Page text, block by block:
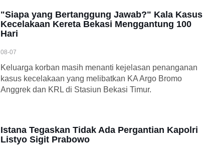
"Siapa yang Bertanggung Jawab?" Kala Kasus
Kecelakaan Kereta Bekasi Menggantung 100
Hari
08-07
Keluarga korban masih menanti kejelasan penanganan
kasus kecelakaan yang melibatkan KA Argo Bromo
Anggrek dan KRL di Stasiun Bekasi Timur.
Istana Tegaskan Tidak Ada Pergantian Kapolri
Listyo Sigit Prabowo